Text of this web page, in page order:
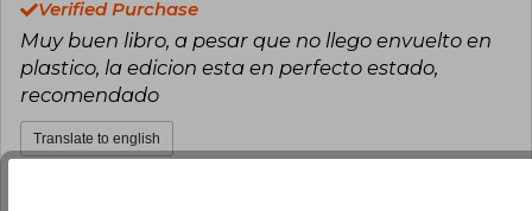
Verified Purchase
Muy buen libro, a pesar que no llego envuelto en
plastico, la edicion esta en perfecto estado,
recomendado
Translate to english